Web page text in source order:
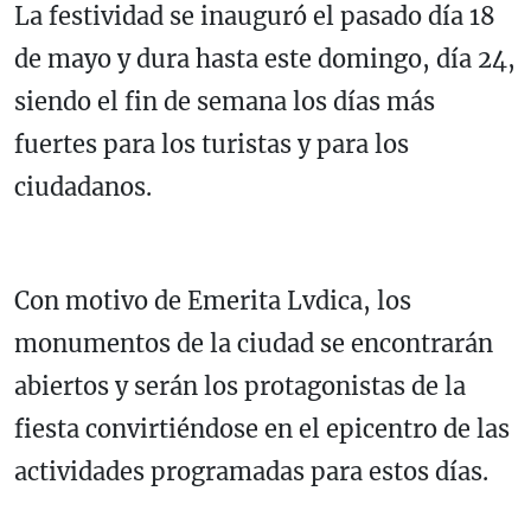
La festividad se inauguró el pasado día 18
de mayo y dura hasta este domingo, día 24,
siendo el fin de semana los días más
fuertes para los turistas y para los
ciudadanos.
Con motivo de Emerita Lvdica, los
monumentos de la ciudad se encontrarán
abiertos y serán los protagonistas de la
fiesta convirtiéndose en el epicentro de las
actividades programadas para estos días.